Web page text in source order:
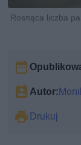
Rosnąca liczba
Autor:
Drukuj